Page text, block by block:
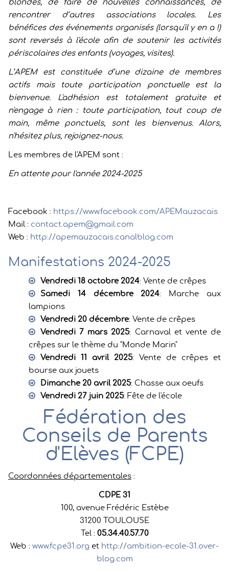
blondes, de faire de nouvelles connaissances, de
rencontrer d’autres associations locales. Les
bénéfices des événements organisés (lorsqu'il y en a !)
sont reversés à l'école afin de soutenir les activités
périscolaires des enfants (voyages, visites).
L’APEM est constituée d’une dizaine de membres
actifs mais toute participation ponctuelle est la
bienvenue. L'adhésion est totalement gratuite et
n'engage à rien : toute participation, tout coup de
main, même ponctuels, sont les bienvenus. Alors,
n'hésitez plus, rejoignez-nous.
Les membres de l'APEM sont :
En attente pour l'année 2024-2025
Facebook : https://www.facebook.com/APEMauzacais
Mail : contact.apem@gmail.com
Web : http://apemauzacais.canalblog.com
Manifestations 2024-2025
Vendredi 18 octobre 2024: Vente de crêpes
Samedi 14 décembre 2024: Marche aux
lampions
Vendredi 20 décembre: Vente de crêpes
Vendredi 7 mars 2025: Carnaval et vente de
crêpes sur le thème du "Monde Marin"
Vendredi 11 avril 2025: Vente de crêpes et
bourse aux jouets
Dimanche 20 avril 2025: Chasse aux oeufs
Vendredi 27 juin 2025: Fête de l'école
Fédération des
Conseils de Parents
d'Elèves (FCPE)
Coordonnées départementales :
CDPE 31
100, avenue Frédéric Estèbe
31200 TOULOUSE
Tel : 05.34.40.57.70
Web : www.fcpe31.org et http://ambition-ecole-31.over-
blog.com